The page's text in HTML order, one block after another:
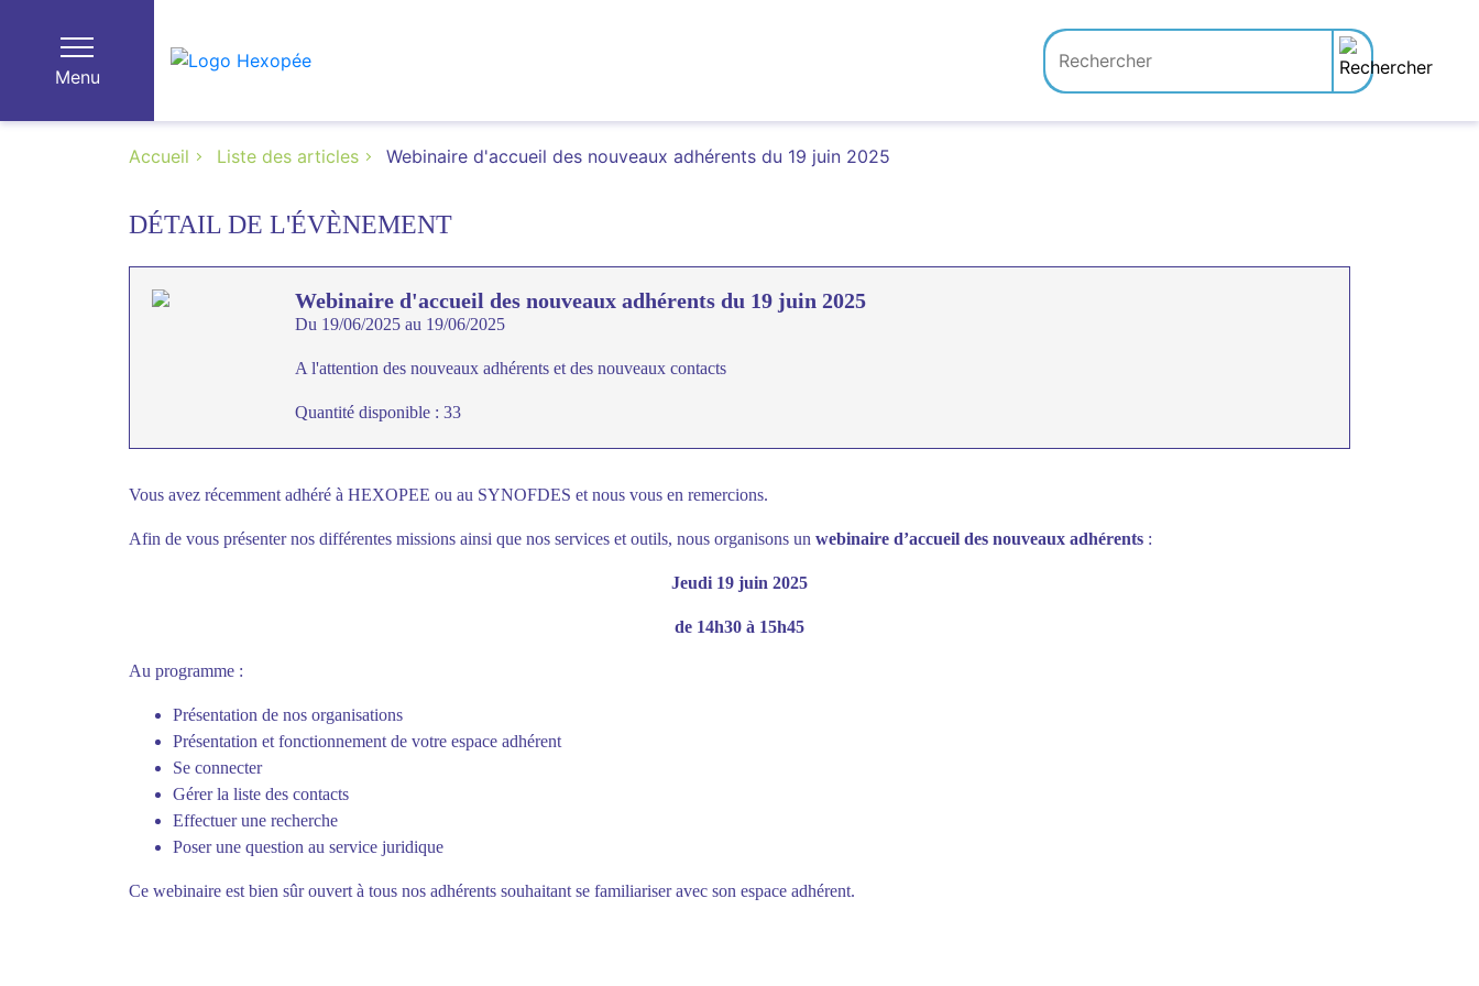
Menu
Accueil Liste des articles Webinaire d'accueil des nouveaux adhérents du 19 juin 2025
DÉTAIL DE L'ÉVÈNEMENT
Webinaire d'accueil des nouveaux adhérents du 19 juin 2025
Du 19/06/2025 au 19/06/2025
A l'attention des nouveaux adhérents et des nouveaux contacts
Quantité disponible : 33
Vous avez récemment adhéré à HEXOPEE ou au SYNOFDES et nous vous en remercions.
Afin de vous présenter nos différentes missions ainsi que nos services et outils, nous organisons un webinaire d’accueil des nouveaux adhérents :
Jeudi 19 juin 2025
de 14h30 à 15h45
Au programme :
Présentation de nos organisations
Présentation et fonctionnement de votre espace adhérent
Se connecter
Gérer la liste des contacts
Effectuer une recherche
Poser une question au service juridique
Ce webinaire est bien sûr ouvert à tous nos adhérents souhaitant se familiariser avec son espace adhérent.